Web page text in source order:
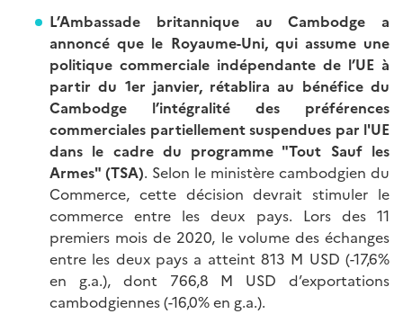
L’Ambassade britannique au Cambodge a
annoncé que le Royaume-Uni, qui assume une
politique commerciale indépendante de l’UE à
partir du 1er janvier, rétablira au bénéfice du
Cambodge l’intégralité des préférences
commerciales partiellement suspendues par l'UE
dans le cadre du programme "Tout Sauf les
Armes" (TSA). Selon le ministère cambodgien du
Commerce, cette décision devrait stimuler le
commerce entre les deux pays. Lors des 11
premiers mois de 2020, le volume des échanges
entre les deux pays a atteint 813 M USD (-17,6%
en g.a.), dont 766,8 M USD d’exportations
cambodgiennes (-16,0% en g.a.).